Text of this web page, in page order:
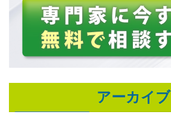
アーカイブ